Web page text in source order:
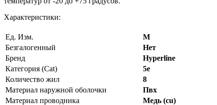
Характеристики:
Ед. Изм.
М
Безгалогенный
Нет
Бренд
Hyperline
Категория (Cat)
5e
Количество жил
8
Материал наружной оболочки
Пвх
Материал проводника
Медь (cu)